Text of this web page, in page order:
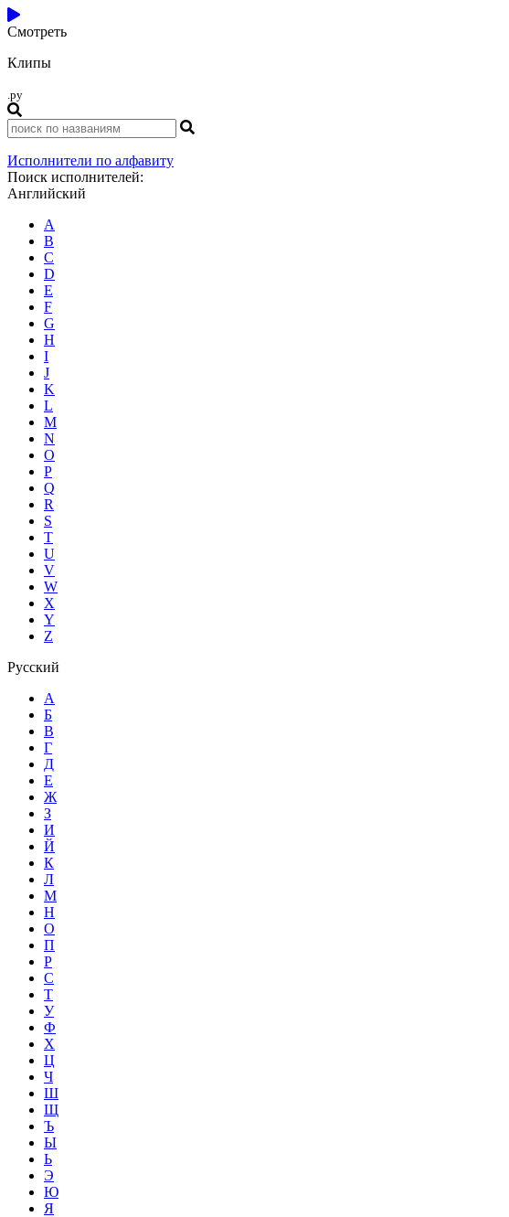
Смотреть
Клипы
.ру
Исполнители по алфавиту
Поиск исполнителей:
Английский
A
B
C
D
E
F
G
H
I
J
K
L
M
N
O
P
Q
R
S
T
U
V
W
X
Y
Z
Русский
А
Б
В
Г
Д
Е
Ж
З
И
Й
К
Л
М
Н
О
П
Р
С
Т
У
Ф
Х
Ц
Ч
Ш
Щ
Ъ
Ы
Ь
Э
Ю
Я